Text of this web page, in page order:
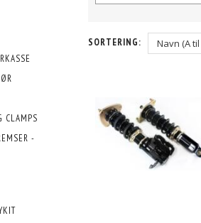
CLAMPS
-
SORTERING: